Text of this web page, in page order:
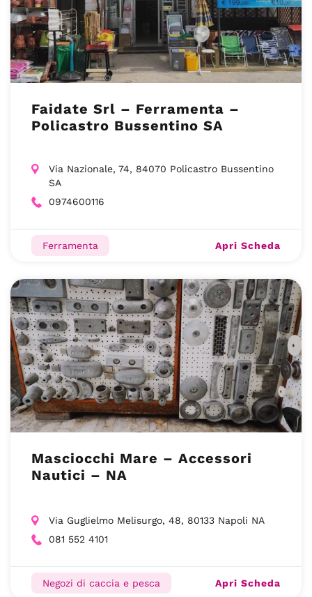
Faidate Srl – Ferramenta –
Policastro Bussentino SA
Via Nazionale, 74, 84070 Policastro Bussentino
SA
0974600116
Ferramenta Apri Scheda
Masciocchi Mare – Accessori
Nautici – NA
Via Guglielmo Melisurgo, 48, 80133 Napoli NA
081 552 4101
Negozi di caccia e pesca Apri Scheda